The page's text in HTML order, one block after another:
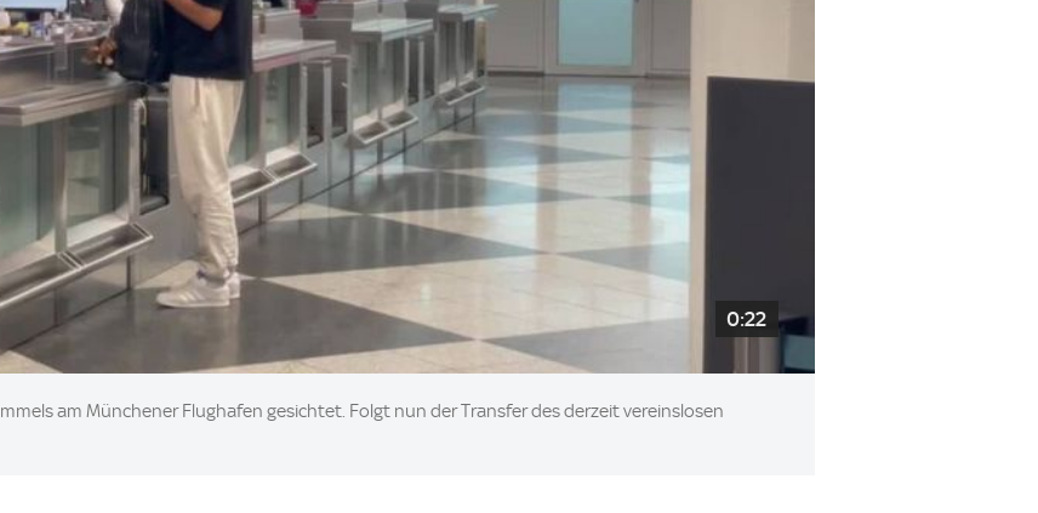
0:22
am Münchener Flughafen gesichtet. Folgt nun der Transfer des derzeit vereinslosen